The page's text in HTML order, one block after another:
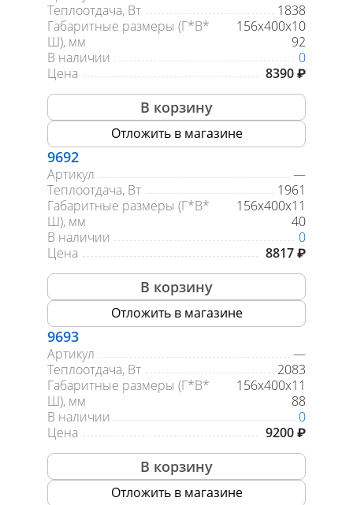
Теплоотдача, Вт
1838
Габаритные размеры (Г*В*
Ш), мм
156х400х10
92
В наличии
0
Цена
8390 ₽
В корзину
Отложить в магазине
9692
Артикул
—
Теплоотдача, Вт
1961
Габаритные размеры (Г*В*
Ш), мм
156х400х11
40
В наличии
0
Цена
8817 ₽
В корзину
Отложить в магазине
9693
Артикул
—
Теплоотдача, Вт
2083
Габаритные размеры (Г*В*
Ш), мм
156х400х11
88
В наличии
0
Цена
9200 ₽
В корзину
Отложить в магазине